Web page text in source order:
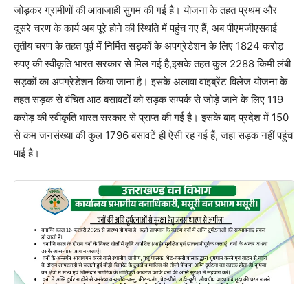
जोड़कर ग्रामीणों की आवाजाही सुगम की गई है। योजना के तहत प्रथम और
दूसरे चरण के कार्य अब पूरे होने की स्थिति में पहुंच गए हैं, अब पीएमजीएसवाई
तृतीय चरण के तहत पूर्व में निर्मित सड़कों के अपग्रेडेशन के लिए 1824 करोड़
रुपए की स्वीकृति भारत सरकार से मिल गई है,इसके तहत कुल 2288 किमी लंबी
सड़कों का अपग्रेडेशन किया जाना है। इसके अलावा वाइब्रेंट विलेज योजना के
तहत सड़क से वंचित आठ बसावटों को सड़क सम्पर्क से जोड़े जाने के लिए 119
करोड़ की स्वीकृति भारत सरकार से प्राप्त की गई है। इसके बाद प्रदेश में 150
से कम जनसंख्या की कुल 1796 बसावटें ही ऐसी रह गई हैं, जहां सड़क नहीं पहुंच
पाई है।